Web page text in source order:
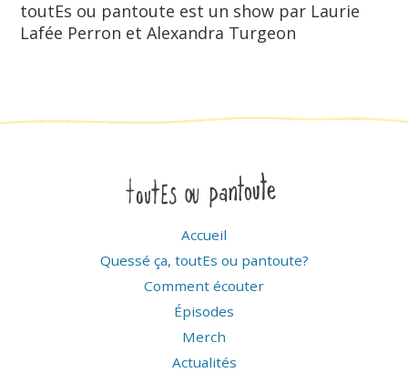
toutEs ou pantoute est un show par Laurie
Lafée Perron et Alexandra Turgeon
Accueil
Quessé ça, toutEs ou pantoute?
Comment écouter
Épisodes
Merch
Actualités